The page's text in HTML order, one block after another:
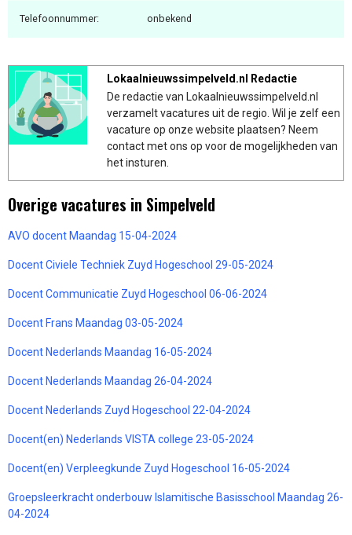
Telefoonnummer: onbekend
Lokaalnieuwssimpelveld.nl Redactie
De redactie van Lokaalnieuwssimpelveld.nl
verzamelt vacatures uit de regio. Wil je zelf een
vacature op onze website plaatsen? Neem
contact met ons op voor de mogelijkheden van
het insturen.
Overige vacatures in Simpelveld
AVO docent Maandag 15-04-2024
Docent Civiele Techniek Zuyd Hogeschool 29-05-2024
Docent Communicatie Zuyd Hogeschool 06-06-2024
Docent Frans Maandag 03-05-2024
Docent Nederlands Maandag 16-05-2024
Docent Nederlands Maandag 26-04-2024
Docent Nederlands Zuyd Hogeschool 22-04-2024
Docent(en) Nederlands VISTA college 23-05-2024
Docent(en) Verpleegkunde Zuyd Hogeschool 16-05-2024
Groepsleerkracht onderbouw Islamitische Basisschool Maandag 26-
04-2024